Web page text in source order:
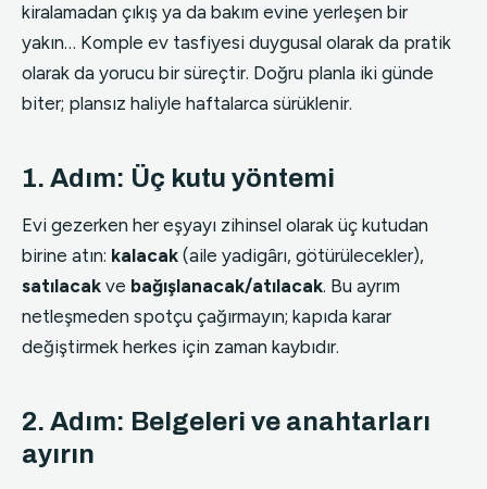
kiralamadan çıkış ya da bakım evine yerleşen bir
yakın… Komple ev tasfiyesi duygusal olarak da pratik
olarak da yorucu bir süreçtir. Doğru planla iki günde
biter; plansız haliyle haftalarca sürüklenir.
1. Adım: Üç kutu yöntemi
Evi gezerken her eşyayı zihinsel olarak üç kutudan
birine atın: kalacak (aile yadigârı, götürülecekler),
satılacak ve bağışlanacak/atılacak. Bu ayrım
netleşmeden spotçu çağırmayın; kapıda karar
değiştirmek herkes için zaman kaybıdır.
2. Adım: Belgeleri ve anahtarları
ayırın